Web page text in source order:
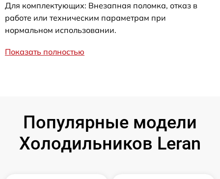
Для комплектующих: Внезапная поломка, отказ в
работе или техническим параметрам при
нормальном использовании.
Показать полностью
Популярные модели
Холодильников Leran